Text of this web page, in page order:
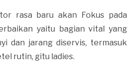
rasa baru akan Fokus pada
yaitu bagian vital yang
dan jarang diservis, termasuk
rutin, gitu ladies.